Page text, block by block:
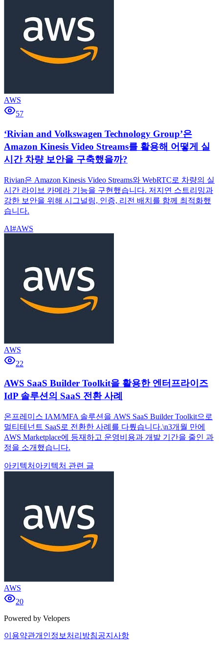
AWS
57
‘Rivian and Volkswagen Technology Group’은
Amazon Kinesis Video Streams를 활용해 어떻게 실
시간 차량 보안을 구축했을까?
Rivian은 Amazon Kinesis Video Streams와 WebRTC로 차량의 실
시간 라이브 카메라 기능을 구현했습니다. 저지연 스트리밍과
강한 보안을 위해 시그널링, 인증, 리전 배치를 함께 최적화했
습니다.
AI#AWS
AWS
22
AWS SaaS Builder Toolkit을 활용한 엔터프라이즈
IdP 솔루션의 SaaS 전환 사례
온프레미스 IAM/MFA 솔루션을 AWS SaaS Builder Toolkit으로
멀티테넌트 SaaS로 전환한 사례를 다뤘습니다.\n3개월 만에
AWS Marketplace에 등재하고 운영비용과 개발 기간을 줄인 과
정을 소개했습니다.
아키텍처 아키텍처 관련 글
AWS
20
Powered by Velopers
이용약관개인정보처리방침공지사항